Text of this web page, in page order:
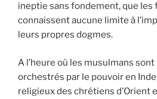
ineptie sans fondement, que les
connaissent aucune limite à
leurs propres dogmes.
A l’heure où les musulmans
orchestrés par le pouvoir en
religieux des chrétiens d’Orient